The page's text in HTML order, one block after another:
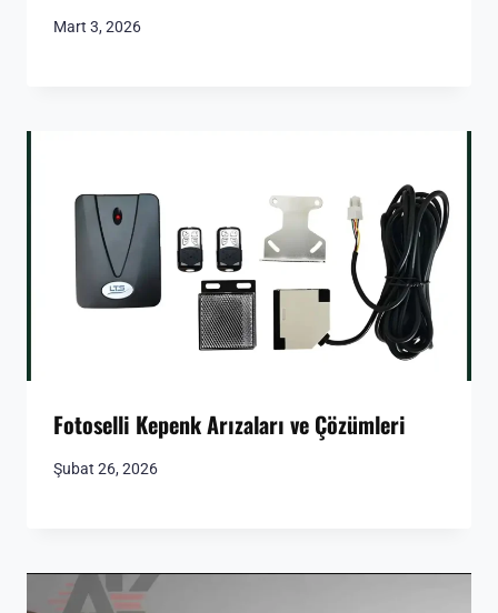
Mart 3, 2026
Fotoselli Kepenk Arızaları ve Çözümleri
Şubat 26, 2026